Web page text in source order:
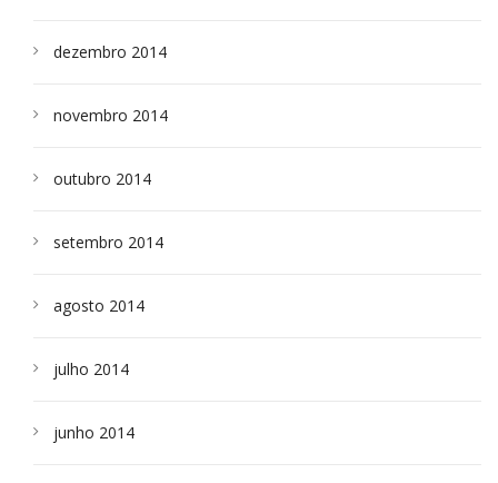
dezembro 2014
novembro 2014
outubro 2014
setembro 2014
agosto 2014
julho 2014
junho 2014